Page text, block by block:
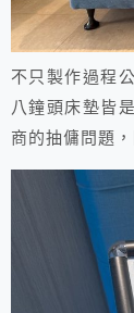
不只製作過程
八鐘頭床墊皆
商的抽傭問題